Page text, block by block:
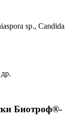
sp., Candida
Биотроф®-